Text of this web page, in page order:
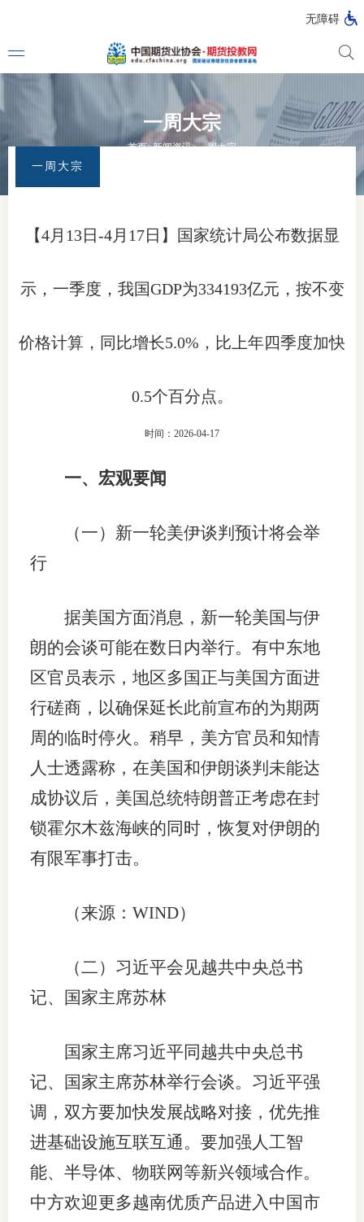
无障碍
媒体看
投教动
投教大
漫画图
一周大宗
首页>新闻资讯>一周大宗
一周大宗
【4月13日-4月17日】国家统计局公布数据显
示，一季度，我国GDP为334193亿元，按不变
价格计算，同比增长5.0%，比上年四季度加快
0.5个百分点。
时间：2026-04-17
一、宏观要闻
（一）新一轮美伊谈判预计将会举
行
据美国方面消息，新一轮美国与伊
朗的会谈可能在数日内举行。有中东地
区官员表示，地区多国正与美国方面进
行磋商，以确保延长此前宣布的为期两
周的临时停火。稍早，美方官员和知情
人士透露称，在美国和伊朗谈判未能达
成协议后，美国总统特朗普正考虑在封
锁霍尔木兹海峡的同时，恢复对伊朗的
有限军事打击。
（来源：WIND）
（二）习近平会见越共中央总书
记、国家主席苏林
国家主席习近平同越共中央总书
记、国家主席苏林举行会谈。习近平强
调，双方要加快发展战略对接，优先推
进基础设施互联互通。要加强人工智
能、半导体、物联网等新兴领域合作。
中方欢迎更多越南优质产品进入中国市